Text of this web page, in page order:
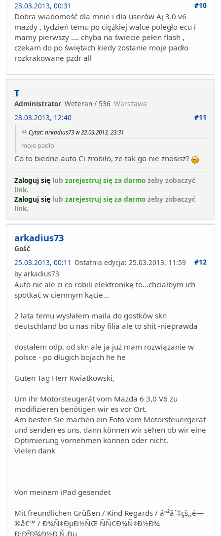
23.03.2013, 00:31
#10
Dobra wiadomość dla mnie i dla userów Aj 3.0 v6
mazdy , tydzień temu po ciężkiej walce poległo ecu i
mamy pierwszy .... chyba na świecie pełen flash ,
czekam do po świętach kiedy zostanie moje padło
rozkrakowane pzdr all
T
Administrator Weteran / 536 Warszawa
23.03.2013, 12:40
#11
Cytat: arkadius73 w 22.03.2013, 23:31
moje padło
Co to biedne auto Ci zrobiło, że tak go nie znosisz?
Zaloguj się lub zarejestruj się za darmo żeby zobaczyć
link.
Zaloguj się lub zarejestruj się za darmo żeby zobaczyć
link.
arkadius73
Gość
25.03.2013, 00:11
#12
Ostatnia edycja: 25.03.2013, 11:59
by arkadius73
Auto nic ale ci co robili elektronikę to...chciałbym ich
spotkać w ciemnym kącie...
2 lata temu wysłałem maila do gostków skn
deutschland bo u nas niby filia ale to shit -nieprawda
dostałem odp. od skn ale ja już mam rozwiązanie w
polsce - po długich bojach he he
Guten Tag Herr Kwiatkowski,
Um ihr Motorsteugerät vom Mazda 6 3,0 V6 zu
modifizieren benötigen wir es vor Ort.
Am besten Sie machen ein Foto vom Motorsteuergerät
und senden es uns, dann können wir sehen ob wir eine
Optimierung vornehmen können oder nicht.
Vielen dank
Von meinem iPad gesendet
Mit freundlichen Grüßen / Kind Regards / äº²åˆ‡çš,,é—
®å€™ / Ð¾Ñ‡ÐµÐ½ÑŒ ÑÑ€Ð¾Ñ‡Ð½Ð¾
Ð·Ð²Ð¾Ð½Ð¸Ñ,Ðµ